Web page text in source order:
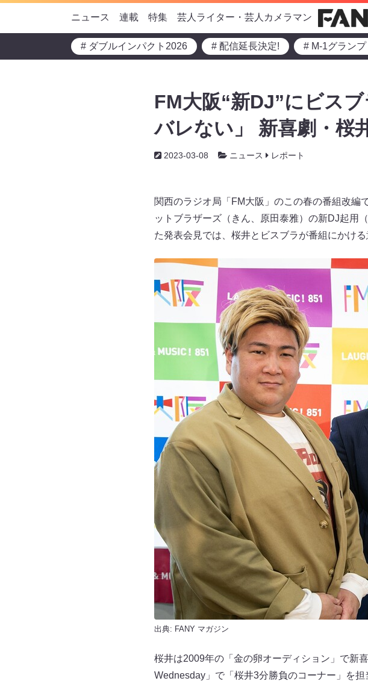
ニュース 連載 特集 芸人ライター・芸人カメラマン
# ダブルインパクト2026 # 配信延長決定! # M-1グランプ
FM大阪“新DJ”にビス
バレない」 新喜劇・桜
2023-03-08 ニュース レポート
関西のラジオ局「FM大阪」のこの春の番組改編
ットブラザーズ（きん、原田泰雅）の新DJ起用
た発表会見では、桜井とビスブラが番組にかける
出典: FANY マガジン
桜井は2009年の「金の卵オーディション」で新
Wednesday」で「桜井3分勝負のコーナー」を